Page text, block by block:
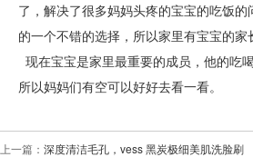
了，解决了很多妈妈头疼的宝宝的吃饭
的一个不错的选择，所以家里有宝宝的
现在宝宝是家里最重要的成员，他的吃
所以妈妈们有空可以好好去看一看。
上一篇： 深度清洁毛孔，vess 黑炭极细美肌洗脸刷